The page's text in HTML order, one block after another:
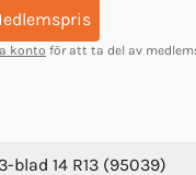
konto för att ta del av
blad 14 R13 (95039)